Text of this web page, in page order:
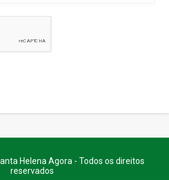
Helena Agora - Todos os direitos
reservados